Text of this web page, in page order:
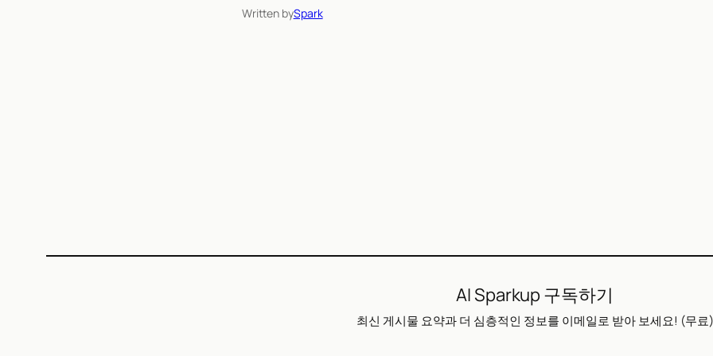
Written bySpark
AI Sparkup 구독하기
최신 게시물 요약과 더 심층적인 정보를 이메일로 받아 보세요! (무료)